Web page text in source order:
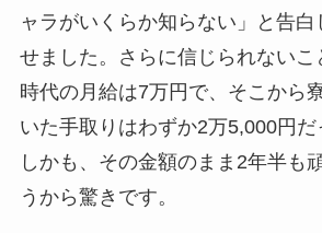
ャラがいくらか知らない」と告
せました。さらに信じられない
時代の月給は7万円で、そこから
いた手取りはわずか2万5,000円だ
しかも、その金額のまま2年半も
うから驚きです。